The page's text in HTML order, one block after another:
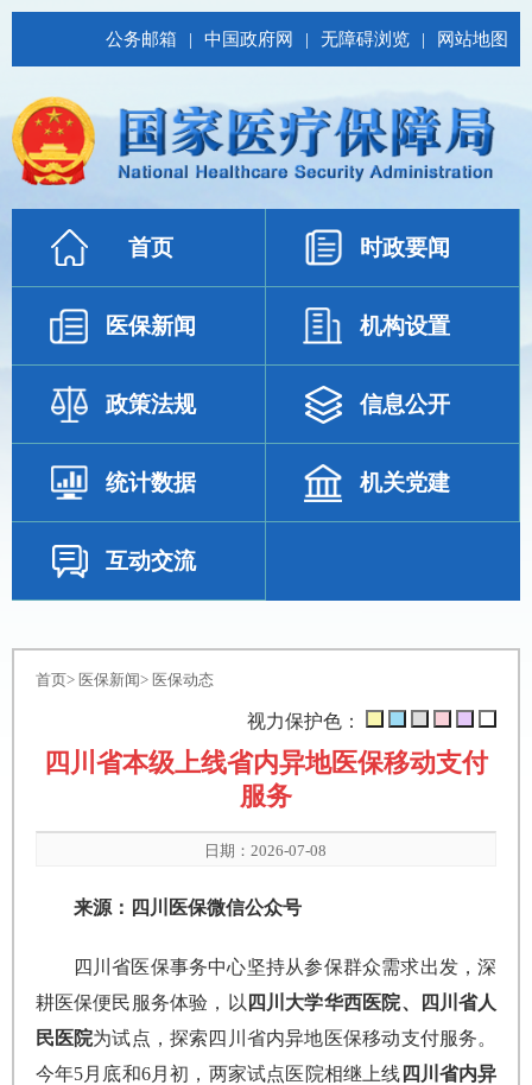
公务邮箱 | 中国政府网 | 无障碍浏览 | 网站地图
首页 时政要闻
医保新闻 机构设置
政策法规 信息公开
统计数据 机关党建
互动交流
首页> 医保新闻> 医保动态
视力保护色：
四川省本级上线省内异地医保移动支付
服务
日期：2026-07-08
来源：四川医保微信公众号
四川省医保事务中心坚持从参保群众需求出发，深
耕医保便民服务体验，以 四川大学华西医院、四川省人
民医院为试点，探索四川省内异地医保移动支付服务。
今年5月底和6月初，两家试点医院相继上线 四川省内异